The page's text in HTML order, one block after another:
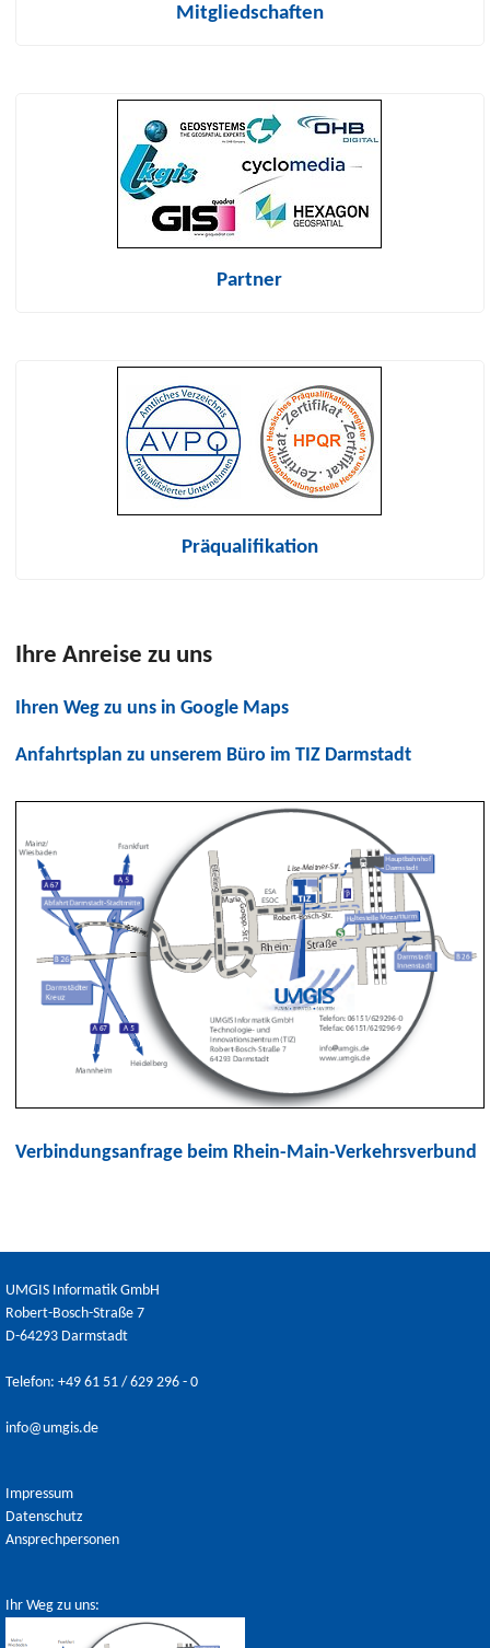
Mitgliedschaften
Partner
Präqualifikation
Ihre Anreise zu uns
Ihren Weg zu uns in Google Maps
Anfahrtsplan zu unserem Büro im TIZ Darmstadt
Verbindungsanfrage beim Rhein-Main-Verkehrsverbund
UMGIS Informatik GmbH
Robert-Bosch-Straße 7
D-64293 Darmstadt
Telefon: +49 61 51 / 629 296 - 0
info@umgis.de
Impressum
Datenschutz
Ansprechpersonen
Ihr Weg zu uns: